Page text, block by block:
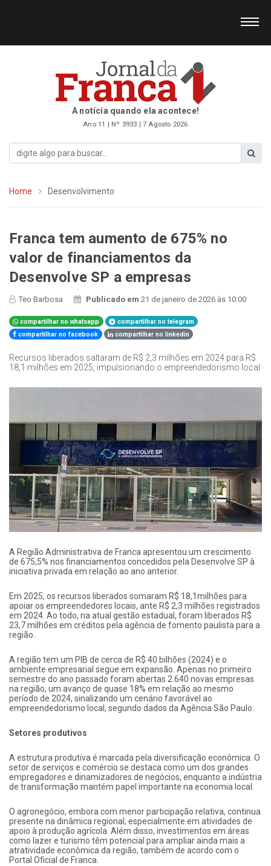
A notícia quando ela acontece!
Ano 11 | Nº 3933 | 7 Agosto 2026
Home Desenvolvimento
Franca tem aumento de 675% no
valor de financiamentos da
Desenvolve SP a empresas
Teo Barbosa Publicado em21 de janeiro de 2026 às 10:00
compartilhar no whatsapp
compartilhar no telegram
compartilhar no facebook
compartilhar no linkedin
Recursos liberados saltaram de R$ 2,3 milhões em 2024 para R$
18,1 milhões em 2025, impulsionando o empreendedorismo local
A Região Administrativa de Franca apresentou um crescimento
de 675,5% nos financiamentos concedidos pela Desenvolve SP à
iniciativa privada em relação ao ano anterior.
Em 2025, os recursos liberados somaram R$ 18,1milhões para
apoiar os empreendedores locais, ante R$ 2,3 milhões registrados
em 2024. Ao todo, na atual gestão estadual, foram liberados R$
23,7 milhões em créditos pela agência de fomento paulista para a
região.
A região tem um PIB de cerca de R$ 40 bilhões (2024) e o
ambiente empresarial segue em expansão. Apenas no primeiro
semestre do ano passado foram abertas 2.640 novas empresas
na região, um avanço de quase 18% em relação ao mesmo
período de 2024, sinalizando um cenário favorável ao
empreendedorismo local, segundo dados da Agência São Paulo.
Setores produtivos
A estrutura produtiva é marcada pela diversificação econômica. O
setor de serviços e comércio se destaca como um dos grandes
empregadores e dinamizadores de negócios, enquanto a indústria
de transformação mantém papel importante na economia local.
O agronegócio, embora com menor participação relativa, continua
presente na dinâmica regional, especialmente em atividades de
apoio à produção agrícola. Além disso, investimentos em áreas
como lazer e turismo têm potencial para ampliar ainda mais a
atratividade econômica da região, também de acordo com o
Portal Oficial de Franca.